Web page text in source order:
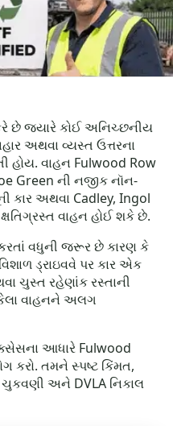
છે જ્યારે કોઈ અનિચ્છનીય
અથવા વ્યસ્ત ઉત્તરના
હોય. વાહન Fulwood Row
Green ની નજીક નૉન-
કાર અથવા Cadley, Ingol
વાહન હોઈ શકે છે.
વધુની જરૂર છે કારણ કે
ડ્રાઇવવે પર કાર એક
ચુસ્ત રહેણાંક રસ્તાની
વાહનને અલગ
આધારે Fulwood
કરો. તમને સ્પષ્ટ કિંમત,
અને DVLA નિકાલ